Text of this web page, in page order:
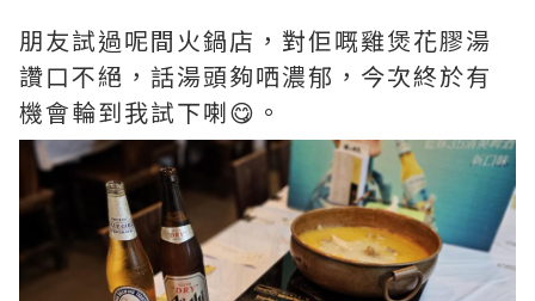
朋友試過呢間火鍋店，對佢嘅雞煲花膠湯
讚口不絕，話湯頭夠哂濃郁，今次終於有
機會輪到我試下喇😋。